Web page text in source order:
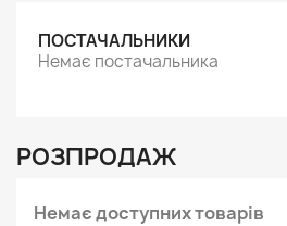
ПОСТАЧАЛЬНИКИ
Немає постачальника
РОЗПРОДАЖ
Немає доступних товарів